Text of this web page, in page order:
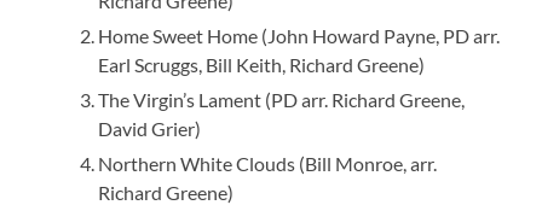
Home Sweet Home (John Howard Payne, PD arr.
Earl Scruggs, Bill Keith, Richard Greene)
The Virgin’s Lament (PD arr. Richard Greene,
David Grier)
Northern White Clouds (Bill Monroe, arr.
Richard Greene)